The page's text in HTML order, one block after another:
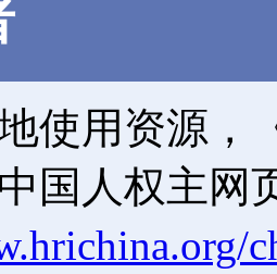
使用资源，
国人权主网